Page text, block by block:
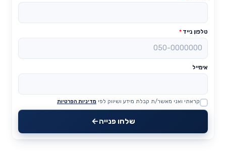
טלפון נייד *
אימייל
Website
קראתי ואני מאשר/ת קבלת מידע ושיווק לפי מדיניות הפרטיות
שלחו פנייה